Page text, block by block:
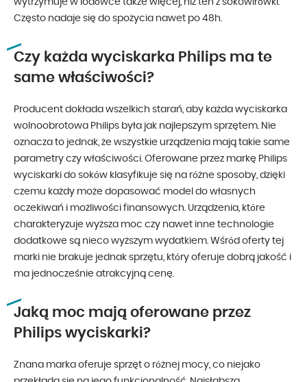
Często nadaje się do spożycia nawet po 48h.
Czy każda wyciskarka Philips ma te
same właściwości?
Producent dokłada wszelkich starań, aby każda wyciskarka
wolnoobrotowa Philips była jak najlepszym sprzętem. Nie
oznacza to jednak, że wszystkie urządzenia mają takie same
parametry czy właściwości. Oferowane przez markę Philips
wyciskarki do soków klasyfikuje się na różne sposoby, dzięki
czemu każdy może dopasować model do własnych
oczekiwań i możliwości finansowych. Urządzenia, które
charakteryzuje wyższa moc czy nawet inne technologie
dodatkowe są nieco wyższym wydatkiem. Wśród oferty tej
marki nie brakuje jednak sprzętu, który oferuje dobrą jakość i
ma jednocześnie atrakcyjną cenę.
Jaką moc mają oferowane przez
Philips wyciskarki?
Znana marka oferuje sprzęt o różnej mocy, co niejako